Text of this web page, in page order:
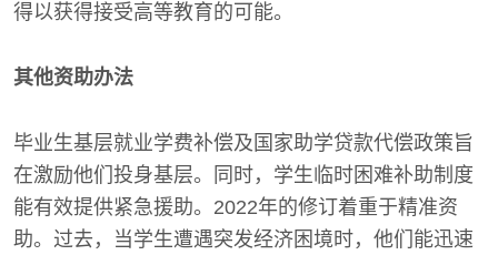
得以获得接受高等教育的可能。
其他资助办法
毕业生基层就业学费补偿及国家助学贷款代偿政策旨
在激励他们投身基层。同时，学生临时困难补助制度
能有效提供紧急援助。2022年的修订着重于精准资
助。过去，当学生遭遇突发经济困境时，他们能迅速